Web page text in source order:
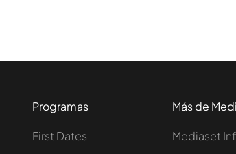
Programas
First Dates
Más de
Mediaset